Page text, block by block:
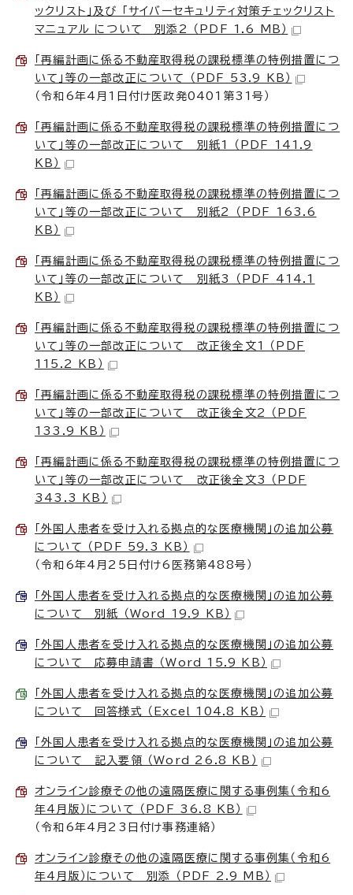
ックリスト」及び 「サイバーセキュリティ対策チェックリスト
マニュアル について 別添2 （PDF 1.6 MB）
「再編計画に係る不動産取得税の課税標準の特例措置につ
いて」等の一部改正について （PDF 53.9 KB）
（令和6年4月1日付け医政発0401第31号）
「再編計画に係る不動産取得税の課税標準の特例措置につ
いて」等の一部改正について 別紙1 （PDF 141.9
KB）
「再編計画に係る不動産取得税の課税標準の特例措置につ
いて」等の一部改正について 別紙2 （PDF 163.6
KB）
「再編計画に係る不動産取得税の課税標準の特例措置につ
いて」等の一部改正について 別紙3 （PDF 414.1
KB）
「再編計画に係る不動産取得税の課税標準の特例措置につ
いて」等の一部改正について 改正後全文1 （PDF
115.2 KB）
「再編計画に係る不動産取得税の課税標準の特例措置につ
いて」等の一部改正について 改正後全文2 （PDF
133.9 KB）
「再編計画に係る不動産取得税の課税標準の特例措置につ
いて」等の一部改正について 改正後全文3 （PDF
343.3 KB）
「外国人患者を受け入れる拠点的な医療機関」の追加公募
について （PDF 59.3 KB）
（令和6年4月25日付け6医務第488号）
「外国人患者を受け入れる拠点的な医療機関」の追加公募
について 別紙 （Word 19.9 KB）
「外国人患者を受け入れる拠点的な医療機関」の追加公募
について 応募申請書 （Word 15.9 KB）
「外国人患者を受け入れる拠点的な医療機関」の追加公募
について 回答様式 （Excel 104.8 KB）
「外国人患者を受け入れる拠点的な医療機関」の追加公募
について 記入要領 （Word 26.8 KB）
オンライン診療その他の遠隔医療に関する事例集（令和6
年4月版）について （PDF 36.8 KB）
（令和6年4月23日付け事務連絡）
オンライン診療その他の遠隔医療に関する事例集（令和6
年4月版）について 別添 （PDF 2.9 MB）